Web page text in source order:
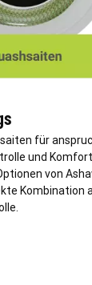
für
und
von
Kombination